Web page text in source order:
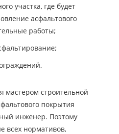
участка, где будет
асфальтового
работы;
мастером строительной
покрытия
инженер. Поэтому
всех нормативов,